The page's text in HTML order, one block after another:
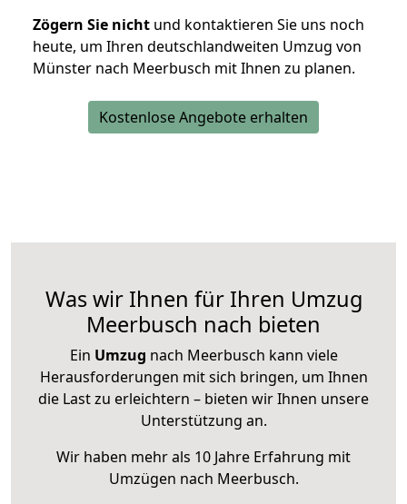
Zögern Sie nicht und kontaktieren Sie uns noch
heute, um Ihren deutschlandweiten Umzug von
Münster nach Meerbusch mit Ihnen zu planen.
Kostenlose Angebote erhalten
Was wir Ihnen für Ihren Umzug
Meerbusch nach bieten
Ein Umzug nach Meerbusch kann viele
Herausforderungen mit sich bringen, um Ihnen
die Last zu erleichtern – bieten wir Ihnen unsere
Unterstützung an.
Wir haben mehr als 10 Jahre Erfahrung mit
Umzügen nach Meerbusch.